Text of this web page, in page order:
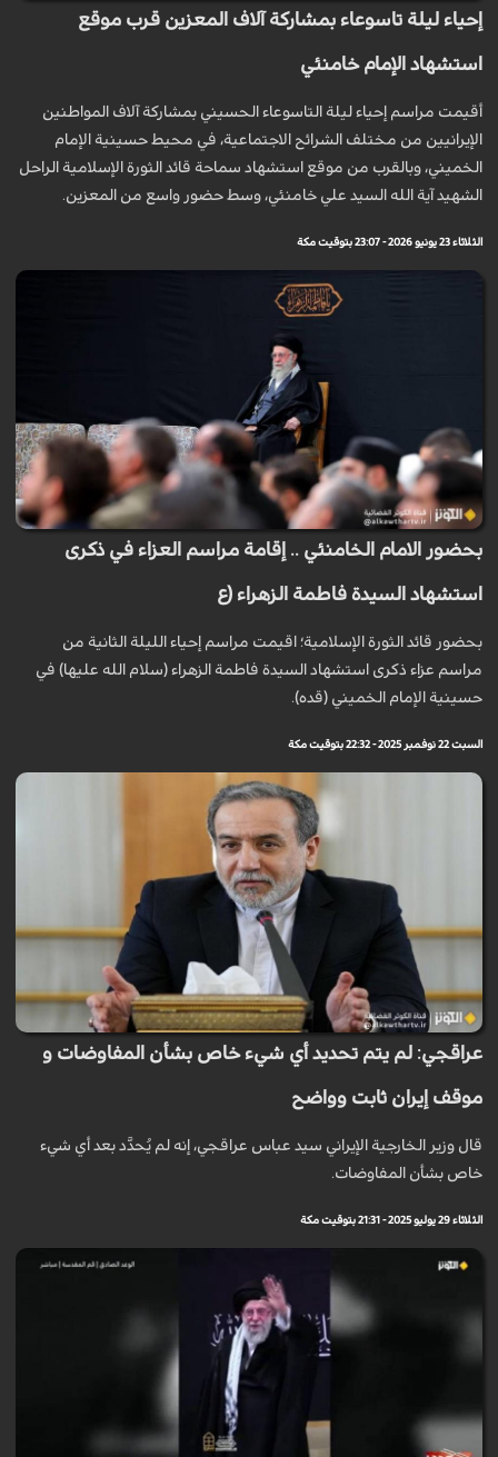
إحياء ليلة تاسوعاء بمشاركة آلاف المعزين قرب موقع
استشهاد الإمام خامنئي
أقيمت مراسم إحياء ليلة التاسوعاء الحسيني بمشاركة آلاف المواطنين
الإيرانيين من مختلف الشرائح الاجتماعية، في محيط حسينية الإمام
الخميني، وبالقرب من موقع استشهاد سماحة قائد الثورة الإسلامية الراحل
الشهيد آية الله السيد علي خامنئي، وسط حضور واسع من المعزين.
الثلاثاء 23 يونيو 2026 - 23:07 بتوقيت مكة
بحضور الامام الخامنئي .. إقامة مراسم العزاء في ذكرى
استشهاد السيدة فاطمة الزهراء (ع
بحضور قائد الثورة الإسلامية؛ اقيمت مراسم إحياء الليلة الثانية من
مراسم عزاء ذكرى استشهاد السيدة فاطمة الزهراء (سلام الله عليها) في
حسينية الإمام الخميني (قده).
السبت 22 نوفمبر 2025 - 22:32 بتوقيت مكة
عراقجي: لم يتم تحديد أي شيء خاص بشأن المفاوضات و
موقف إيران ثابت وواضح
قال وزير الخارجية الإيراني سيد عباس عراقجي، إنه لم يُحدَّد بعد أي شيء
خاص بشأن المفاوضات.
الثلاثاء 29 يوليو 2025 - 21:31 بتوقيت مكة